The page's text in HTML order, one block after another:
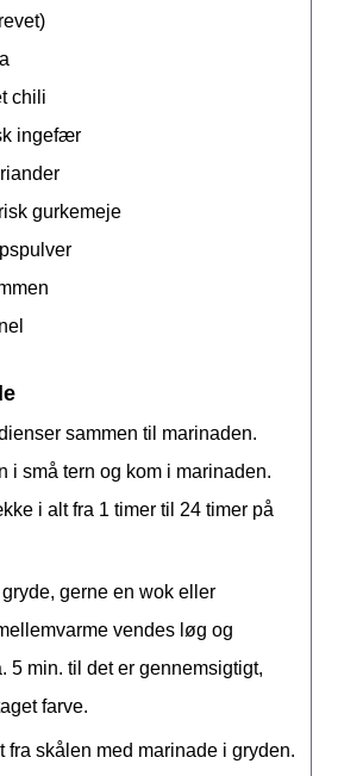
chili
ingefær
gurkemeje
sammen til marinaden.
i små tern og kom i marinaden.
i alt fra 1 timer til 24 timer på
gerne en wok eller
vendes løg og
5 min. til det er gennemsigtigt,
farve.
fra skålen med marinade i gryden.